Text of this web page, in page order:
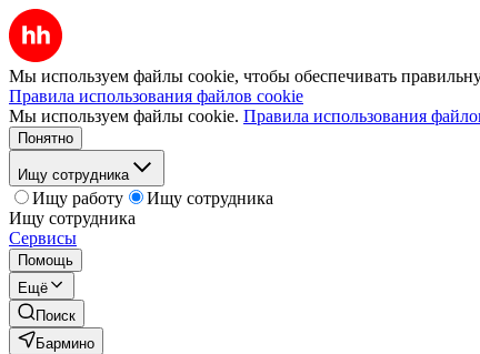
Мы используем файлы cookie, чтобы обеспечивать
Правила использования файлов cookie
Мы используем файлы cookie. Правила использования
Понятно
Ищу сотрудника
Ищу работу
Ищу сотрудника
Ищу сотрудника
Сервисы
Помощь
Ещё
Поиск
Бармино